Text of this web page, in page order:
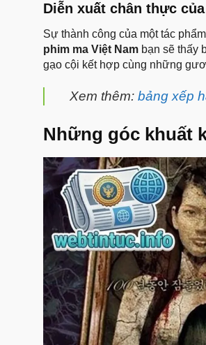
Diễn xuất chân thực
Sự thành công của một tác
phim ma Việt Nam bạn sẽ thấy
gạo cội kết hợp cùng những
Xem thêm: bảng xếp
Những góc khuất